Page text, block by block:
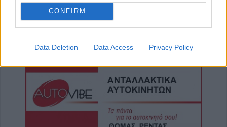
CONFIRM
Data Deletion Data Access Privacy Policy
8 Αυγούστου 2026, 12:22
Συλλυπητήριο μήνυμα της Ν.Ε. ΣΥΡΙΖΑ-ΠΣ
Μητρίτσα
8 Αυγούστου 2026, 12:04
Την Κυριακή 9 Αυγούστου η κηδεία της
Βαΐας Κανέλη
8 Αυγούστου 2026, 11:39
Προσωρινή διακοπή νερού από τη ΔΕΥΑΚ